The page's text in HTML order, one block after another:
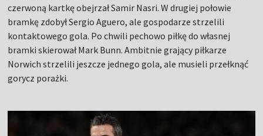
czerwoną kartkę obejrzał Samir Nasri. W drugiej połowie
bramkę zdobył Sergio Aguero, ale gospodarze strzelili
kontaktowego gola. Po chwili pechowo piłkę do własnej
bramki skierował Mark Bunn. Ambitnie grający piłkarze
Norwich strzelili jeszcze jednego gola, ale musieli przełknąć
gorycz porażki.